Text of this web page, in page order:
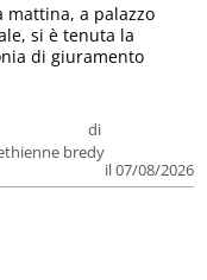
di
bredy
il 07/08/2026
mattina, a palazzo
si è tenuta la
di giuramento